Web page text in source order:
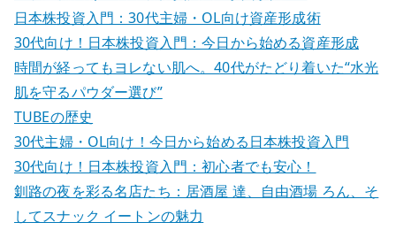
日本株投資入門：30代主婦・OL向け資産形成術
30代向け！日本株投資入門：今日から始める資産形成
時間が経ってもヨレない肌へ。40代がたどり着いた“水光
肌を守るパウダー選び”
TUBEの歴史
30代主婦・OL向け！今日から始める日本株投資入門
30代向け！日本株投資入門：初心者でも安心！
釧路の夜を彩る名店たち：居酒屋 達、自由酒場 ろん、そ
してスナック イートンの魅力